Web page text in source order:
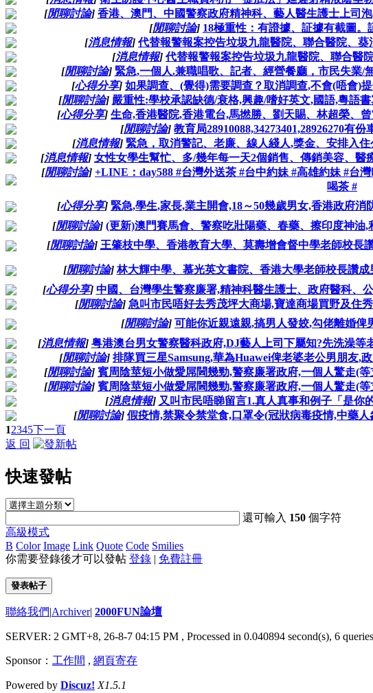
[閒聊討論] 香港、澳門、中國警察政府精神科、藝人醫生護士上司
[閒聊討論] 18極重性：有證據、証據有截圖
[消息情報] 代替報警報案控告垃圾九龍醫院、聯合醫院、
[消息情報] 代替報警報案控告垃圾九龍醫院、聯合醫
[閒聊討論] 緊急,一個人.兼職唱歌、記者、經營餐廳，市民失業/
[心得分享] 如果調查、(覺得)需要調查？取消調查,不會(唔會)
[閒聊討論] 嚴重性:學校承認缺德/衰格,興趣/嗜好英文,國語,粵語
[心得分享] 生命,香港醫院,香港電台,馬撚勝、劉天賜、林超榮、
[閒聊討論] 教育局28910088,34273401,28926270有
[消息情報] 緊急，取消警記、老廉、線人綫人,獎金、安排入
[消息情報] 女性女學生幫忙、多/幾年每一天2個銷售、傳銷美容、
[閒聊討論] +LINE：day588 #台灣外送茶 #台中約妹 #高雄約妹 #台
喝茶 #
[心得分享] 緊急,學生,家長,業主開會,18～50幾歲男女,香港政府
[閒聊討論] (更新)澳門賽馬會、警察吃壯陽藥、春藥、擦印度神油
[閒聊討論] 王肇枝中學、香港教育大學、莫壽增會督中學老師校長
[閒聊討論] 林大輝中學、慕光英文書院、香港大學老師校長讚
[心得分享] 中國、台灣學生警察廉署,精神科醫生護士、政府醫科、
[閒聊討論] 急叫市民唔好去秀茂坪大商場,寶達商場買野及住
[閒聊討論] 可能你近親遠親,搞男人發姣,勾佬離婚俾
[消息情報] 粤港澳台男女警察醫科政府,DJ藝人上司下屬知?先洗澡
[閒聊討論] 排隊買三星Samsung,華為Huawei俾老婆老公男朋友,
[閒聊討論] 賓周陰莖短小做愛屌閪幾勁,警察廉署政府,一個人驚走(
[閒聊討論] 賓周陰莖短小做愛屌閪幾勁,警察廉署政府,一個人驚走(
[消息情報] 又叫市民唔睇留言1.真人真事和例子「是你
[閒聊討論] 假疫情,禁聚令禁堂食,口罩令(冠狀病毒疫情,中藥
12345下一頁
返 回
快速發帖
還可輸入 150 個字符
高級模式
B Color Image Link Quote Code Smilies
你需要登錄後才可以發帖 登錄 | 免費註冊
發表帖子
聯絡我們|Archiver| 2000FUN論壇
SERVER: 2 GMT+8, 26-8-7 04:15 PM , Processed in 0.040894 second(s), 6
Sponsor： 工作間 , 網頁寄存
Powered by Discuz! X1.5.1